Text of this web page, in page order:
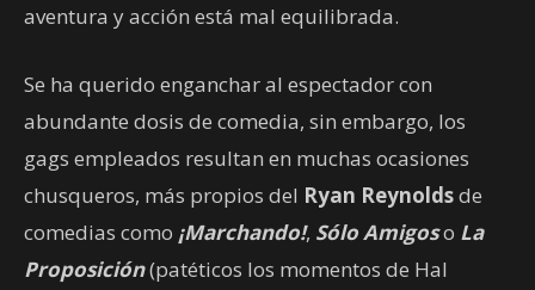
aventura y acción está mal equilibrada.
Se ha querido enganchar al espectador con
abundante dosis de comedia, sin embargo, los
gags empleados resultan en muchas ocasiones
chusqueros, más propios del Ryan Reynoldsde
comedias como ¡Marchando!, Sólo Amigoso La
Proposición(patéticos los momentos de Hal